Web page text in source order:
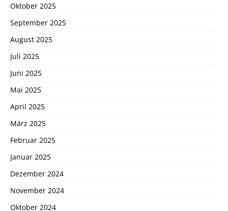
Oktober 2025
September 2025
August 2025
Juli 2025
Juni 2025
Mai 2025
April 2025
März 2025
Februar 2025
Januar 2025
Dezember 2024
November 2024
Oktober 2024